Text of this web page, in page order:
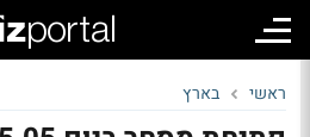
ראשי בארץ